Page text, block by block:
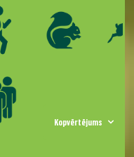
Kopvērtējums